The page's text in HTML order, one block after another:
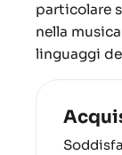
particolare
nella
linguaggi